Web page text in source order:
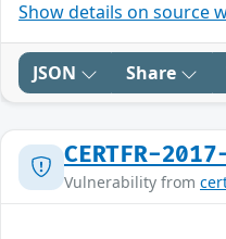
Show details on source
JSON Share
CERTFR-
Vulnerability from